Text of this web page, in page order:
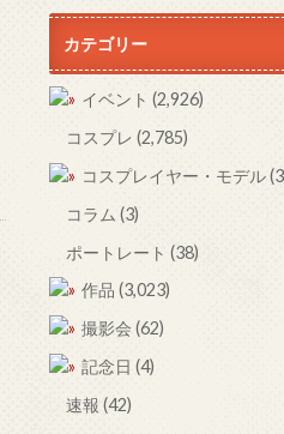
カテゴリー
イベント (2,926)
コスプレ (2,785)
コスプレイヤー・モデル
コラム (3)
ポートレート (38)
作品 (3,023)
撮影会 (62)
記念日 (4)
速報 (42)